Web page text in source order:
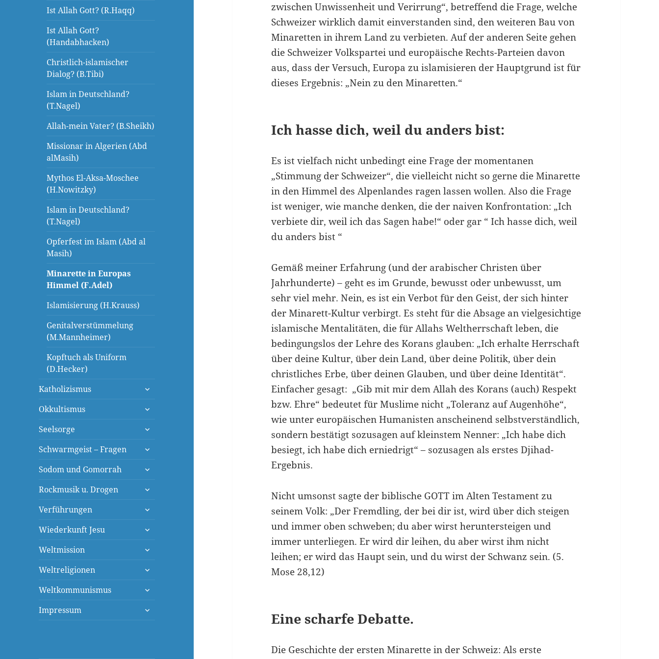
Ist Allah Gott? (R.Haqq)
Ist Allah Gott?
(Handabhacken)
Christlich-islamischer
Dialog? (B.Tibi)
Islam in Deutschland?
(T.Nagel)
Allah-mein Vater? (B.Sheikh)
Missionar in Algerien (Abd
alMasih)
Mythos El-Aksa-Moschee
(H.Nowitzky)
Islam in Deutschland?
(T.Nagel)
Opferfest im Islam (Abd al
Masih)
Minarette in Europas
Himmel (F.Adel)
Islamisierung (H.Krauss)
Genitalverstümmelung
(M.Mannheimer)
Kopftuch als Uniform
(D.Hecker)
Katholizismus
untermenü
Okkultismus
untermenü
Seelsorge
untermenü
Schwarmgeist – Fragen
untermenü
Sodom und Gomorrah
untermenü
Rockmusik u. Drogen
untermenü
Verführungen
untermenü
Wiederkunft Jesu
untermenü
Weltmission
untermenü
Weltreligionen
untermenü
Weltkommunismus
untermenü
Impressum
untermenü
zwischen Unwissenheit und Verirrung“, betreffend die Frage, welche
Schweizer wirklich damit einverstan­den sind, den weiteren Bau von
Minaretten in ihrem Land zu verbieten. Auf der anderen Seite gehen
die Schweizer Volkspartei und europäische Rechts-Parteien davon
aus, dass der Versuch, Europa zu islamisieren der Haupt­grund ist für
dieses Ergebnis: „Nein zu den Minaretten.“
Ich hasse dich, weil du anders bist:
Es ist vielfach nicht unbedingt eine Frage der momentanen
„Stimmung der Schweizer“, die vielleicht nicht so gerne die Minarette
in den Himmel des Alpenlandes ragen lassen wollen. Also die Frage
ist weniger, wie manche denken, die der naiven Konfrontation: „Ich
verbiete dir, weil ich das Sagen habe!“ oder gar “ Ich hasse dich, weil
du anders bist “
Gemäß meiner Erfahrung (und der arabischer Christen über
Jahrhunderte) – geht es im Grunde, bewusst oder unbewusst, um
sehr viel mehr. Nein, es ist ein Verbot für den Geist, der sich hinter
der Minarett-Kultur verbirgt. Es steht für die Absage an vielgesichtige
islamische Mentalitäten, die für Allahs Weltherrschaft leben, die
bedingungslos der Lehre des Korans glauben: „Ich erhalte Herrschaft
über deine Kultur, über dein Land, über deine Politik, über dein
christliches Erbe, über deinen Glauben, und über deine Identität“.
Einfacher gesagt: „Gib mit mir dem Allah des Korans (auch) Respekt
bzw. Ehre“ bedeutet für Muslime nicht „Toleranz auf Augenhöhe“,
wie unter europäischen Humanisten anscheinend selbstverständlich,
sondern bestätigt sozusagen auf kleinstem Nenner: „Ich habe dich
besiegt, ich habe dich er­niedrigt“ – sozusagen als erstes Djihad-
Ergebnis.
Nicht umsonst sagte der biblische GOTT im Alten Testament zu
seinem Volk: „Der Fremdling, der bei dir ist, wird über dich steigen
und immer oben schweben; du aber wirst heruntersteigen und
immer unterliegen. Er wird dir leihen, du aber wirst ihm nicht
leihen; er wird das Haupt sein, und du wirst der Schwanz sein. (5.
Mose 28,12)
Eine scharfe Debatte.
Die Geschichte der ersten Minarette in der Schweiz: Als erste